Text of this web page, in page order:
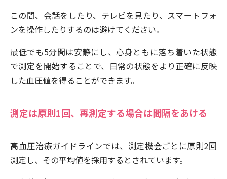
この間、会話をしたり、テレビを見たり、スマートフォ
ンを操作したりするのは避けてください。
最低でも5分間は安静にし、心身ともに落ち着いた状態
で測定を開始することで、日常の状態をより正確に反映
した血圧値を得ることができます。
測定は原則1回、再測定する場合は間隔をあける
高血圧治療ガイドラインでは、測定機会ごとに原則2回
測定し、その平均値を採用するとされています。